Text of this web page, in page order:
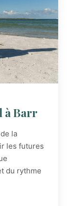
à Barr
la
les futures
du rythme